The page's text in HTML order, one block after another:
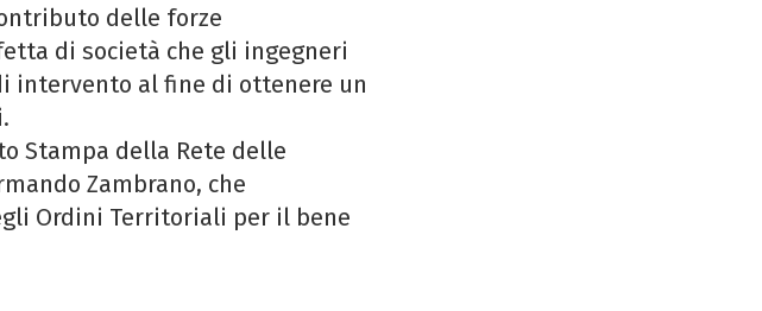
delle forze
di società che gli ingegneri
intervento al fine di ottenere un
Stampa della Rete delle
Zambrano, che
Ordini Territoriali per il bene